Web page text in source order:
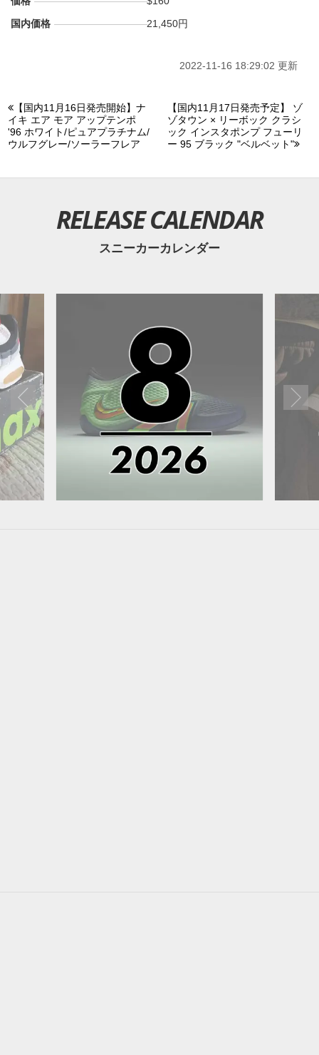
国内価格
21,450円
2022-11-16 18:29:02 更新
【国内11月16日発売開始】ナ
イキ エア モア アップテンポ
'96 ホワイト/ピュアプラチナム/
ウルフグレー/ソーラーフレア
【国内11月17日発売予定】 ゾ
ゾタウン × リーボック クラシ
ック インスタポンプ フューリ
ー 95 ブラック "ベルベット"
RELEASE CALENDAR
スニーカーカレンダー